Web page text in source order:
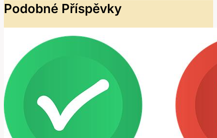
Podobné Příspěvky